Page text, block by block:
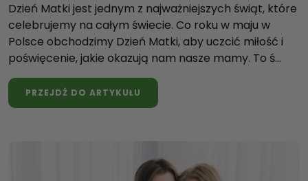
Dzień Matki jest jednym z najważniejszych świąt, które
celebrujemy na całym świecie. Co roku w maju w
Polsce obchodzimy Dzień Matki, aby uczcić miłość i
poświęcenie, jakie okazują nam nasze mamy. To ś...
PRZEJDŹ DO ARTYKUŁU